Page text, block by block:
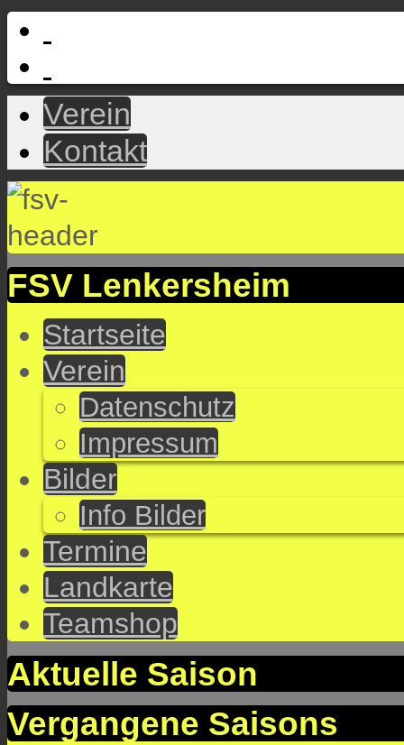
Verein
Kontakt
FSV Lenkersheim
Startseite
Verein
Datenschutz
Impressum
Bilder
Info Bilder
Termine
Landkarte
Teamshop
Aktuelle Saison
Vergangene Saisons